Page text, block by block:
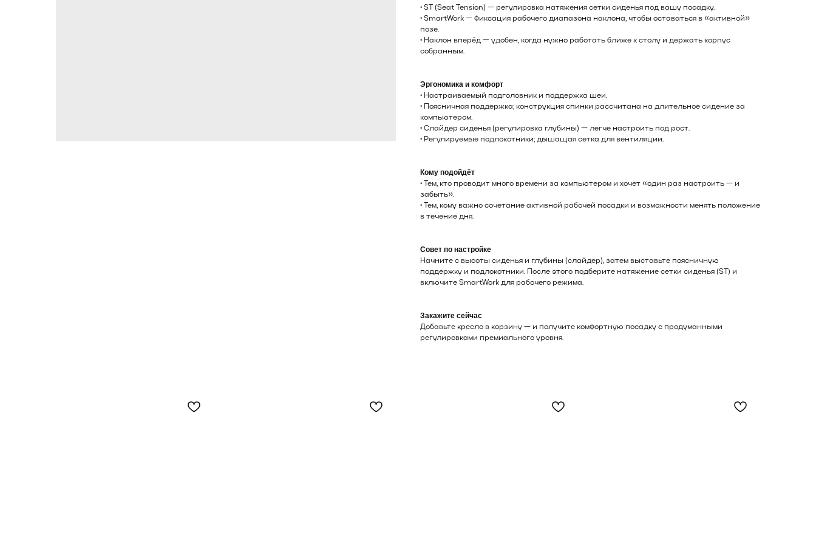
• ST (Seat Tension) — регулировка натяжения сетки сиденья под вашу посадку.
• SmartWork — фиксация рабочего диапазона наклона, чтобы оставаться в «активной»
позе.
• Наклон вперёд — удобен, когда нужно работать ближе к столу и держать корпус
собранным.
Эргономика и комфорт
• Настраиваемый подголовник и поддержка шеи.
• Поясничная поддержка; конструкция спинки рассчитана на длительное сидение за
компьютером.
• Слайдер сиденья (регулировка глубины) — легче настроить под рост.
• Регулируемые подлокотники; дышащая сетка для вентиляции.
Кому подойдёт
• Тем, кто проводит много времени за компьютером и хочет «один раз настроить — и
забыть».
• Тем, кому важно сочетание активной рабочей посадки и возможности менять положение
в течение дня.
Совет по настройке
Начните с высоты сиденья и глубины (слайдер), затем выставьте поясничную
поддержку и подлокотники. После этого подберите натяжение сетки сиденья (ST) и
включите SmartWork для рабочего режима.
Закажите сейчас
Добавьте кресло в корзину — и получите комфортную посадку с продуманными
регулировками премиального уровня.